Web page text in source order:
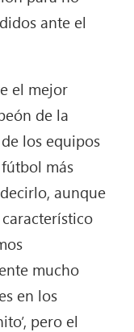
ante el
el mejor
de la
los equipos
más
aunque
mucho
en los
pero el